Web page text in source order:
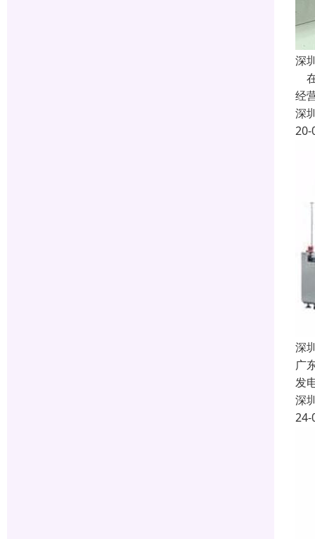
深
经
深
20-
深
广
发
深
24-